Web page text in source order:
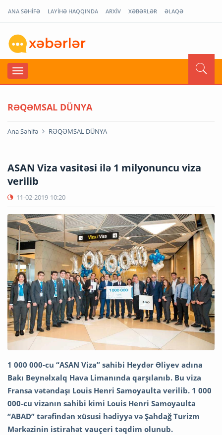
ANA SƏHİFƏ LAYİHƏ HAQQINDA ARXİV XƏBƏRLƏR ƏLAQƏ
RƏQƏMSAL DÜNYA
Ana Səhifə RƏQƏMSAL DÜNYA
ASAN Viza vasitəsi ilə 1 milyonuncu viza
verilib
11-02-2019 10:20
1 000 000-cu “ASAN Viza” sahibi Heydər Əliyev adına
Bakı Beynəlxalq Hava Limanında qarşılanıb. Bu viza
Fransa vətəndaşı Louis Henri Samoyaulta verilib. 1 000
000-cu vizanın sahibi kimi Louis Henri Samoyaulta
“ABAD” tərəfindən xüsusi hədiyyə və Şahdağ Turizm
Mərkəzinin istirahət vauçeri təqdim olunub.